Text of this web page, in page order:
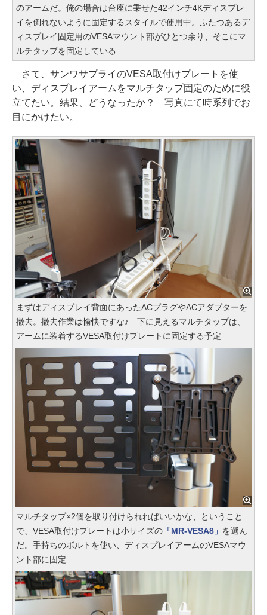
のアームだ。俺の場合は台座に乗せた42インチ4Kディスプレ
イを倒れないように固定するスタイルで使用中。ふたつあるデ
ィスプレイ固定用のVESAマウント部がひとつ余り、そこにマ
ルチタップを固定している
さて、サンワサプライのVESA取付けプレートを使
い、ディスプレイアームをマルチタップ固定のために役
立てたい。結果、どうなったか？ 写真にて時系列でお
目にかけたい。
まずはディスプレイ背面にあったACプラグやACアダプターを
撤去。撤去作業は愉快ですな♪ 下に見えるマルチタップは、
アームに装着するVESA取付けプレートに固定する予定
マルチタップ×2個を取り付けられればいいかな、ということ
で、VESA取付けプレートは小サイズの「MR-VESA8」 を選ん
だ。手持ちのボルトを使い、ディスプレイアームのVESAマウ
ント部に固定